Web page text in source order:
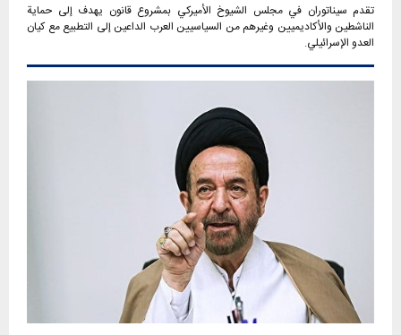
تقدم سيناتوران في مجلس الشيوخ الأميركي بمشروع قانون يهدف إلى حماية
الناشطين والأكاديميين وغيرهم من السياسيين العرب الداعين إلى التطبيع مع كيان
العدو الإسرائيلي.